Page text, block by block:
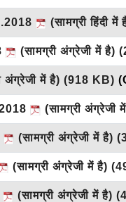
(सामग्री हिंदी में
(सामग्री अंग्रेजी में है)
अंग्रेजी में है) (918 KB)
(सामग्री अंग्रेजी
(सामग्री अंग्रेजी में है)
(सामग्री अंग्रेजी में है)
(सामग्री अंग्रेजी में है)